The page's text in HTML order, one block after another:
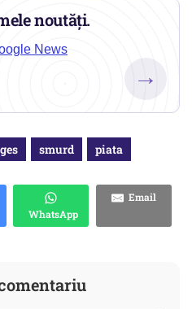
noutăți.
News
→
smurd piata
WhatsApp
Email